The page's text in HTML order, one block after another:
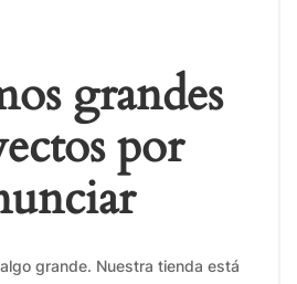
grandes
por
grande. Nuestra tienda está